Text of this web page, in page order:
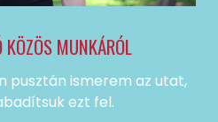
MUNKÁRÓL
pusztán ismerem az utat,
ezt fel.